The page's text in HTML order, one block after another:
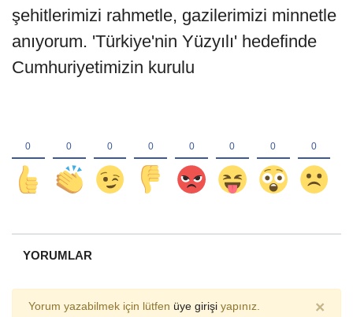
şehitlerimizi rahmetle, gazilerimizi minnetle
anıyorum. 'Türkiye'nin Yüzyılı' hedefinde
Cumhuriyetimizin kurulu
YORUMLAR
Yorum yazabilmek için lütfen üye girişi yapınız. ×